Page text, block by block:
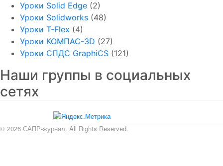
Уроки Solid Edge (2)
Уроки Solidworks (48)
Уроки T-Flex (4)
Уроки КОМПАС-3D (27)
Уроки СПДС GraphiCS (121)
Наши группы в социальных
сетях
© 2026 САПР-журнал. All Rights Reserved.